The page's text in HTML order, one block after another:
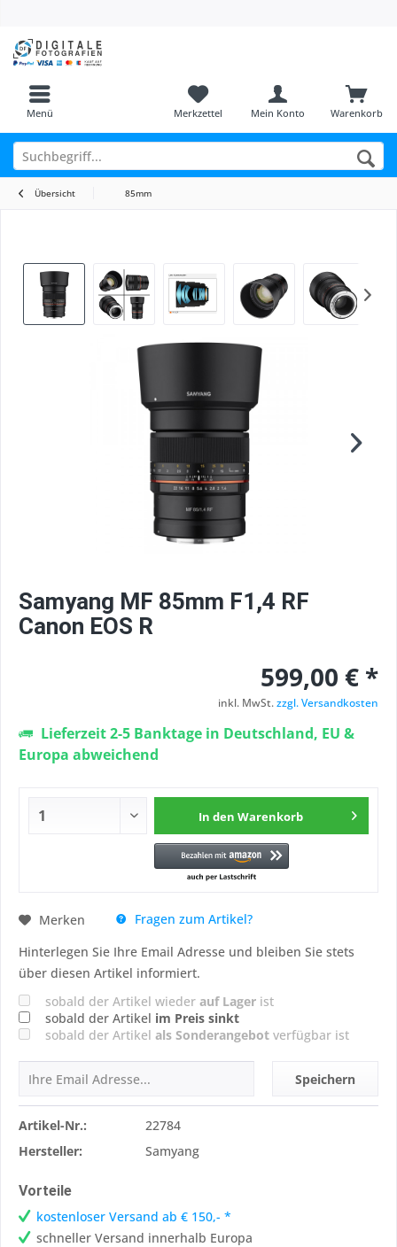
Menü Warenkorb
Merkzettel Mein Konto
Übersicht 85mm
Samyang MF 85mm F1,4 RF
Canon EOS R
599,00 € *
inkl. MwSt.zzgl. Versandkosten
Lieferzeit 2-5 Banktage in Deutschland, EU &
Europa abweichend
In den Warenkorb
Merken
Fragen zum Artikel?
Hinterlegen Sie Ihre Email Adresse und bleiben Sie stets
über diesen Artikel informiert.
sobald der Artikel wieder auf Lager ist
sobald der Artikel im Preis sinkt
sobald der Artikel als Sonderangebot verfügbar ist
Speichern
Artikel-Nr.:
22784
Hersteller:
Samyang
Vorteile
kostenloser Versand ab € 150,- *
schneller Versand innerhalb Europa